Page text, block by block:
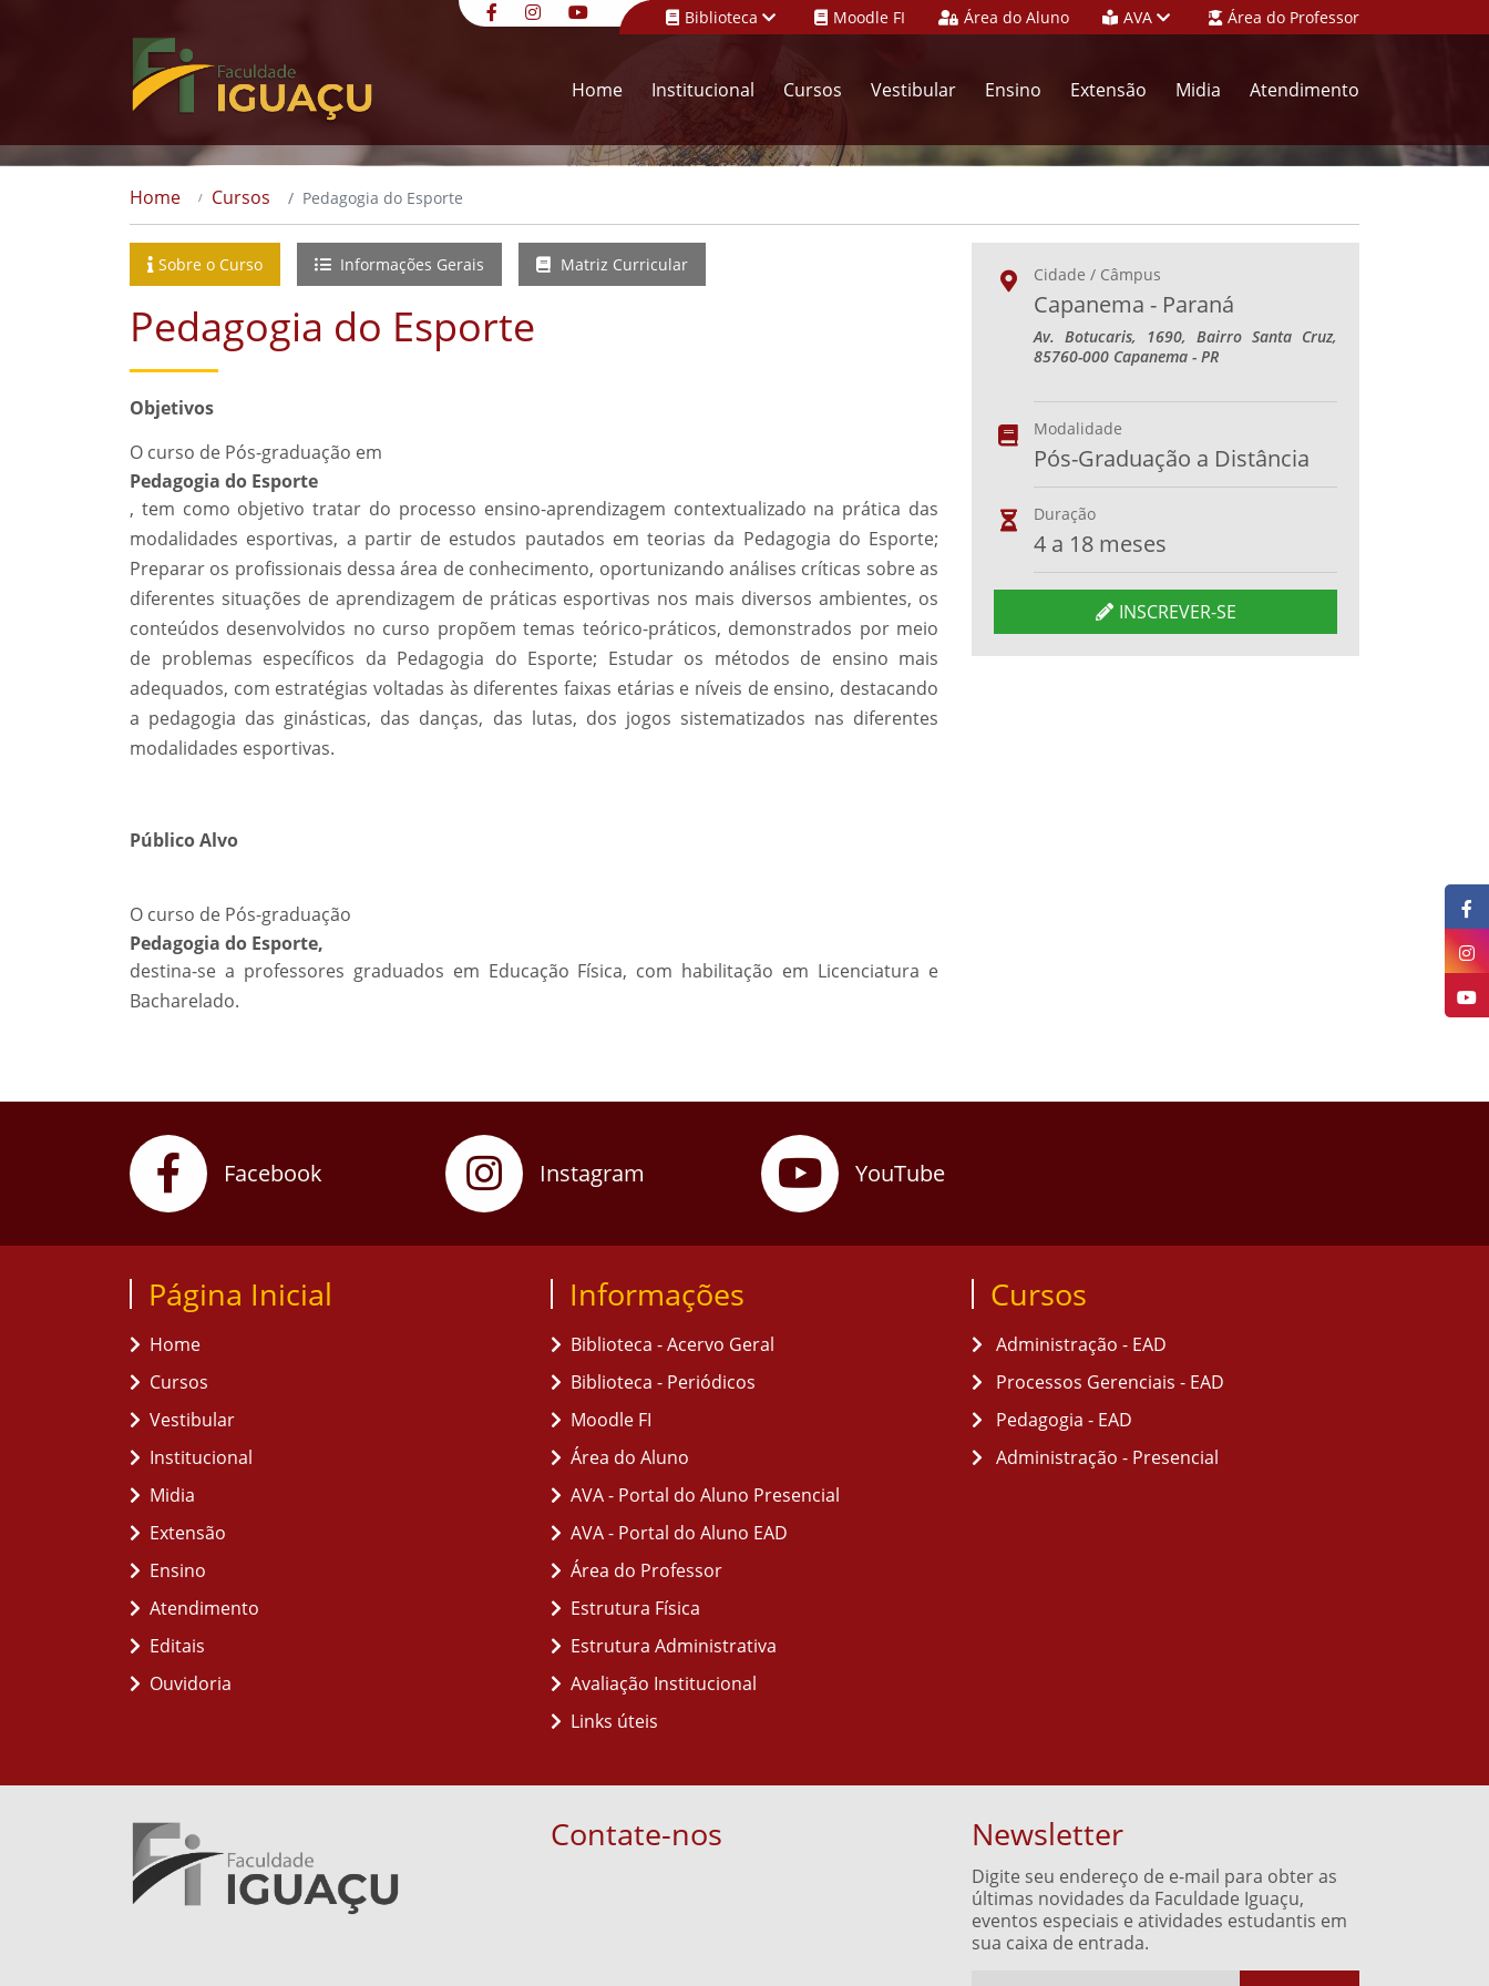
Biblioteca Moodle FI Área do Aluno AVA Área do Professor
Home Institucional Cursos Vestibular Ensino Extensão Midia Atendimento
Home Cursos Pedagogia do Esporte
Sobre o Curso Informações Gerais Matriz Curricular
Pedagogia do Esporte
Objetivos
O curso de Pós-graduação em
Pedagogia do Esporte
, tem como objetivo tratar do processo ensino-aprendizagem contextualizado na prática das
modalidades esportivas, a partir de estudos pautados em teorias da Pedagogia do Esporte;
Preparar os profissionais dessa área de conhecimento, oportunizando análises críticas sobre as
diferentes situações de aprendizagem de práticas esportivas nos mais diversos ambientes, os
conteúdos desenvolvidos no curso propõem temas teórico-práticos, demonstrados por meio
de problemas específicos da Pedagogia do Esporte; Estudar os métodos de ensino mais
adequados, com estratégias voltadas às diferentes faixas etárias e níveis de ensino, destacando
a pedagogia das ginásticas, das danças, das lutas, dos jogos sistematizados nas diferentes
modalidades esportivas.
Público Alvo
O curso de Pós-graduação
Pedagogia do Esporte,
destina-se a professores graduados em Educação Física, com habilitação em Licenciatura e
Bacharelado.
Cidade / Câmpus
Capanema - Paraná
Av. Botucaris, 1690, Bairro Santa Cruz,
85760-000 Capanema - PR
Modalidade
Pós-Graduação a Distância
Duração
4 a 18 meses
INSCREVER-SE
Facebook Instagram YouTube
Página Inicial
Home
Cursos
Vestibular
Institucional
Midia
Extensão
Ensino
Atendimento
Editais
Ouvidoria
Informações
Biblioteca - Acervo Geral
Biblioteca - Periódicos
Moodle FI
Área do Aluno
AVA - Portal do Aluno Presencial
AVA - Portal do Aluno EAD
Área do Professor
Estrutura Física
Estrutura Administrativa
Avaliação Institucional
Links úteis
Cursos
Administração - EAD
Processos Gerenciais - EAD
Pedagogia - EAD
Administração - Presencial
Contate-nos Newsletter
Digite seu endereço de e-mail para obter as
últimas novidades da Faculdade Iguaçu,
eventos especiais e atividades estudantis em
sua caixa de entrada.